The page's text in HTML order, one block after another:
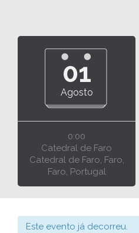
01
Agosto
0:00
Catedral de Faro
Catedral de Faro, Faro,
Faro, Portugal
Este evento já decorreu.